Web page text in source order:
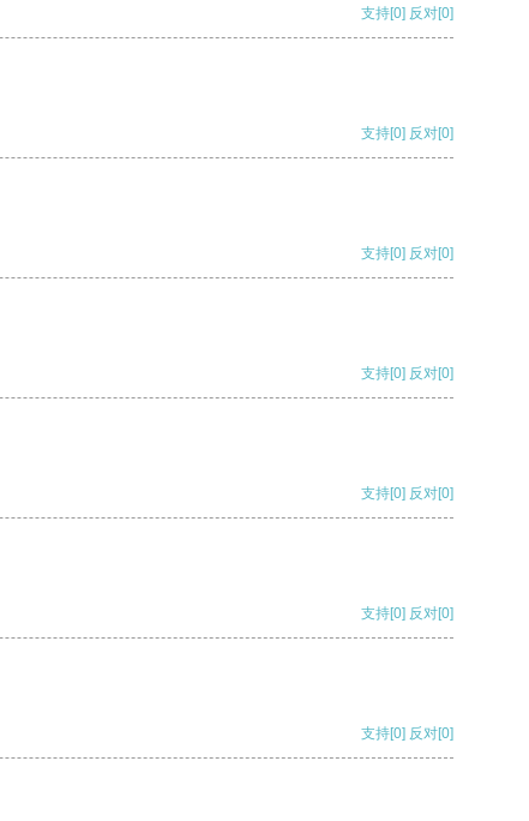
支持[0] 反对[0]
支持[0] 反对[0]
支持[0] 反对[0]
支持[0] 反对[0]
支持[0] 反对[0]
支持[0] 反对[0]
支持[0] 反对[0]